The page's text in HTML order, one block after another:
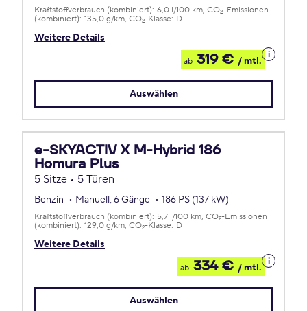
Weitere Details
Kraftstoffverbrauch (kombiniert): 6,0 l/100 km CO2-Emissionen
(kombiniert): 135,0 g/km CO2-Klasse: D
ab 319 € / mtl.
Details
zum
Auswählen
e-SKYACTIV X M-Hybrid 186
Homura Plus
5 Sitze • 5 Türen
Benzin Manuell, 6 Gänge 186 PS (137 kW)
Weitere Details
Kraftstoffverbrauch (kombiniert): 5,7 l/100 km CO2-Emissionen
(kombiniert): 129,0 g/km CO2-Klasse: D
ab 334 € / mtl.
Details
zum
Auswählen